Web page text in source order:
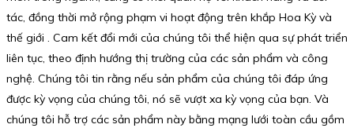
tác, đồng thời mở rộng phạm vi hoạt động trên khắp Hoa Kỳ và
thế giới . Cam kết đổi mới của chúng tôi thể hiện qua sự phát triển
liên tục, theo định hướng thị trường của các sản phẩm và công
nghệ. Chúng tôi tin rằng nếu sản phẩm của chúng tôi đáp ứng
được kỳ vọng của chúng tôi, nó sẽ vượt xa kỳ vọng của bạn. Và
chúng tôi hỗ trợ các sản phẩm này bằng mạng lưới toàn cầu gồm